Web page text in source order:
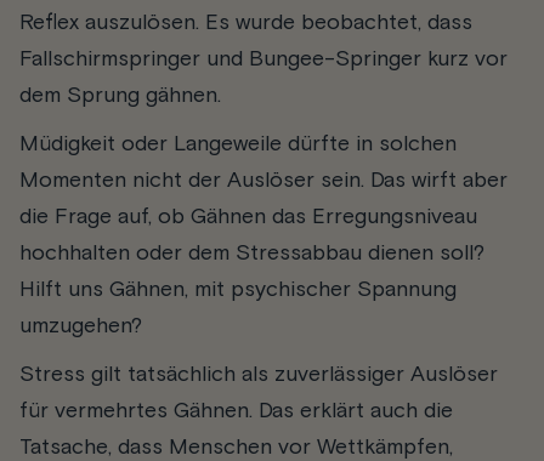
Reflex auszulösen. Es wurde beobachtet, dass
Fallschirmspringer und Bungee-Springer kurz vor
dem Sprung gähnen.
Müdigkeit oder Langeweile dürfte in solchen
Momenten nicht der Auslöser sein. Das wirft aber
die Frage auf, ob Gähnen das Erregungsniveau
hochhalten oder dem Stressabbau dienen soll?
Hilft uns Gähnen, mit psychischer Spannung
umzugehen?
Stress gilt tatsächlich als zuverlässiger Auslöser
für vermehrtes Gähnen. Das erklärt auch die
Tatsache, dass Menschen vor Wettkämpfen,